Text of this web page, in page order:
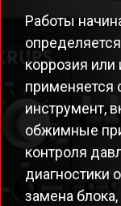
Работы
коррозия или
применяется
инструмент,
обжимные
контроля
диагностики
замена